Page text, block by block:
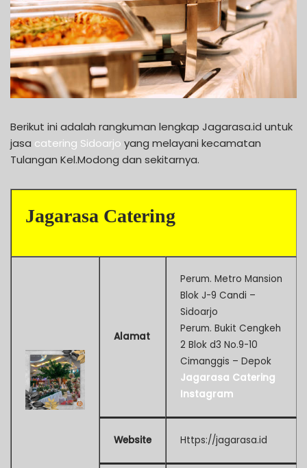
Berikut ini adalah rangkuman lengkap Jagarasa.id untuk
jasa catering Sidoarjo yang melayani kecamatan
Tulangan Kel.Modong dan sekitarnya.
Jagarasa Catering
Alamat
Perum. Metro Mansion
Blok J-9 Candi –
Sidoarjo
Perum. Bukit Cengkeh
2 Blok d3 No.9-10
Cimanggis – Depok
Jagarasa Catering
Instagram
Website Https://jagarasa.id